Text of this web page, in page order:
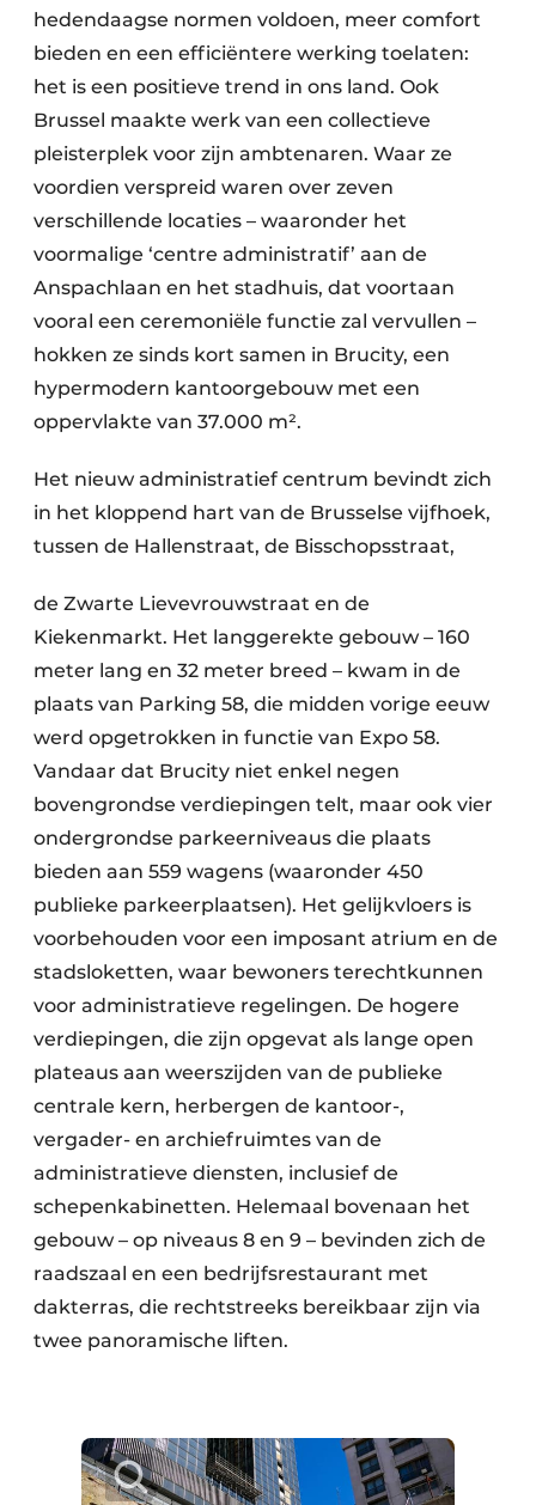
hedendaagse normen voldoen, meer comfort
bieden en een efficiëntere werking toelaten:
het is een positieve trend in ons land. Ook
Brussel maakte werk van een collectieve
pleisterplek voor zijn ambtenaren. Waar ze
voordien verspreid waren over zeven
verschillende locaties – waaronder het
voormalige ‘centre administratif’ aan de
Anspachlaan en het stadhuis, dat voortaan
vooral een ceremoniële functie zal vervullen –
hokken ze sinds kort samen in Brucity, een
hypermodern kantoorgebouw met een
oppervlakte van 37.000 m².
Het nieuw administratief centrum bevindt zich
in het kloppend hart van de Brusselse vijfhoek,
tussen de Hallenstraat, de Bisschopsstraat,
de Zwarte Lievevrouwstraat en de
Kiekenmarkt. Het langgerekte gebouw – 160
meter lang en 32 meter breed – kwam in de
plaats van Parking 58, die midden vorige eeuw
werd opgetrokken in functie van Expo 58.
Vandaar dat Brucity niet enkel negen
bovengrondse verdiepingen telt, maar ook vier
ondergrondse parkeerniveaus die plaats
bieden aan 559 wagens (waaronder 450
publieke parkeerplaatsen). Het gelijkvloers is
voorbehouden voor een imposant atrium en de
stadsloketten, waar bewoners terechtkunnen
voor administratieve regelingen. De hogere
verdiepingen, die zijn opgevat als lange open
plateaus aan weerszijden van de publieke
centrale kern, herbergen de kantoor-,
vergader- en archiefruimtes van de
administratieve diensten, inclusief de
schepenkabinetten. Helemaal bovenaan het
gebouw – op niveaus 8 en 9 – bevinden zich de
raadszaal en een bedrijfsrestaurant met
dakterras, die rechtstreeks bereikbaar zijn via
twee panoramische liften.